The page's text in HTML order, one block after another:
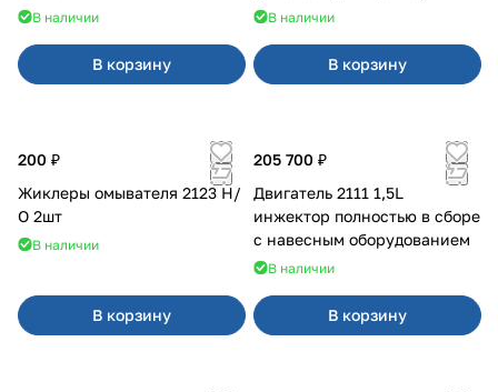
В наличии
В корзину
Калина-2, Датсун нового
В наличии
В корзину
200 ₽
Жиклеры омывателя 2123 Н/
О 2шт
В наличии
В корзину
205 700 ₽
Двигатель 2111 1,5L
инжектор полностью в сборе
с навесным оборудованием
В наличии
В корзину